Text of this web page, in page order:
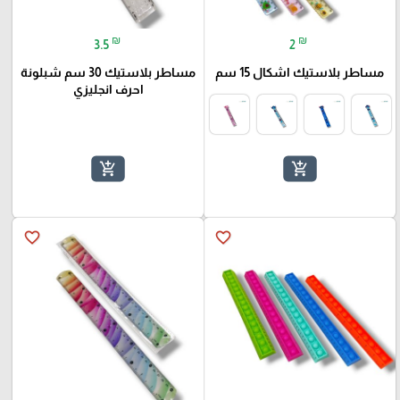
2 ₪
مساطر بلاستيك اشكال 15 سم
add_shopping_cart
3.5 ₪
مساطر بلاستيك 30 سم شبلونة
احرف انجليزي
add_shopping_cart
favorite_border
favorite_border